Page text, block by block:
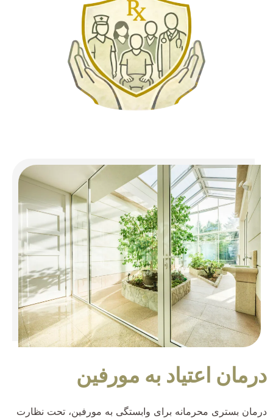
درمان اعتیاد به مورفین
درمان بستری محرمانه برای وابستگی به مورفین، تحت نظارت